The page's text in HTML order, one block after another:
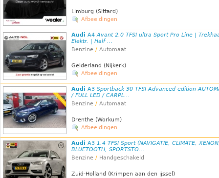
Limburg (Sittard)
Afbeeldingen
Audi A4 Avant 2.0 TFSI ultra Sport Pro Line |
Elektr. | Half ...
Benzine / Automaat
Gelderland (Nijkerk)
Afbeeldingen
Audi A3 Sportback 30 TFSI Advanced edition
/ FULL LED / CARPL...
Benzine / Automaat
Drenthe (Workum)
Afbeeldingen
Audi A3 1.4 TFSI Sport (NAVIGATIE, CLIMATE,
BLUETOOTH, SPORTSTO...
Benzine / Handgeschakeld
Zuid-Holland (Krimpen aan den ijssel)